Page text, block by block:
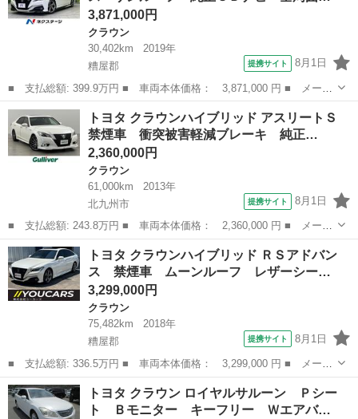
3,871,000円
クラウン
30,402km
2019年
糟屋郡
提携サイト 8月1日
■ 支払総額: 399.9万円 ■ 車両本体価格： 3,871,000 円 ■ メーカ
ー名： トヨタ ■ 車種名： クラウンハイブリッド ■ グレード
名： ＲＳアドバンス サンルーフ 純正ＳＤナビ 全周囲カメラ
衝突軽減 ...
福岡 糟屋郡 クラウン
トヨタ クラウンハイブリッド アスリートＳ
禁煙車 衝突被害軽減ブレーキ 純正…
2,360,000円
クラウン
61,000km
2013年
北九州市
提携サイト 8月1日
■ 支払総額: 243.8万円 ■ 車両本体価格： 2,360,000 円 ■ メーカ
ー名： トヨタ ■ 車種名： クラウンハイブリッド ■ グレード
名： アスリートＳ 禁煙車 衝突被害軽減ブレーキ 純正ナビＴ
Ｖ バックカ...
福岡 北九州市 クラウン
トヨタ クラウンハイブリッド ＲＳアドバン
ス 禁煙車 ムーンルーフ レザーシー…
3,299,000円
クラウン
75,482km
2018年
糟屋郡
提携サイト 8月1日
■ 支払総額: 336.5万円 ■ 車両本体価格： 3,299,000 円 ■ メーカ
ー名： トヨタ ■ 車種名： クラウンハイブリッド ■ グレード
名： ＲＳアドバンス 禁煙車 ムーンルーフ レザーシートＰＫ
Ｇ ヘッドア...
福岡 糟屋郡 クラウン
トヨタ クラウン ロイヤルサルーン Ｐシー
ト Ｂモニター キーフリー Ｗエアバ…